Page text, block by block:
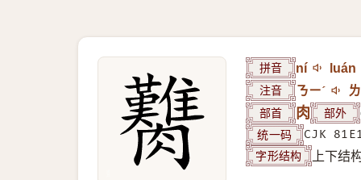
拼音 ní luán
注音 ㄋㄧˊ
部首 肉 部外
统一码 CJK
字形结构 上下结